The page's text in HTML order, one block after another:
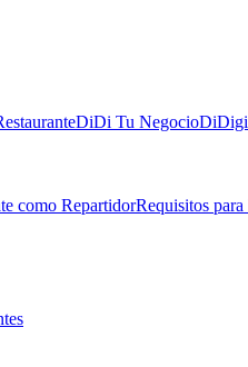
DiDi Tu Negocio
como RepartidorRequisitos